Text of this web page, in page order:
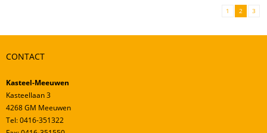
1 2 3
CONTACT
Kasteel-Meeuwen
Kasteellaan 3
4268 GM Meeuwen
Tel: 0416-351322